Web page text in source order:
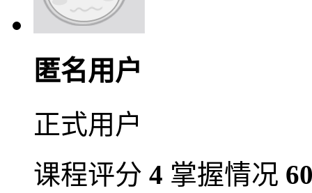
匿名用户
正式用户
课程评分 4 掌握情况